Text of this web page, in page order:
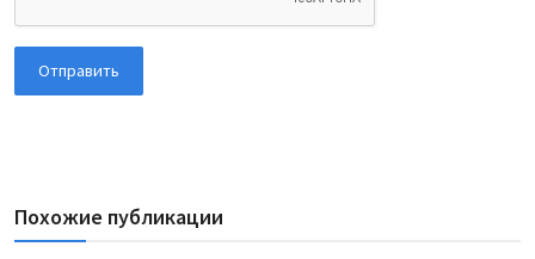
Отправить
Похожие публикации